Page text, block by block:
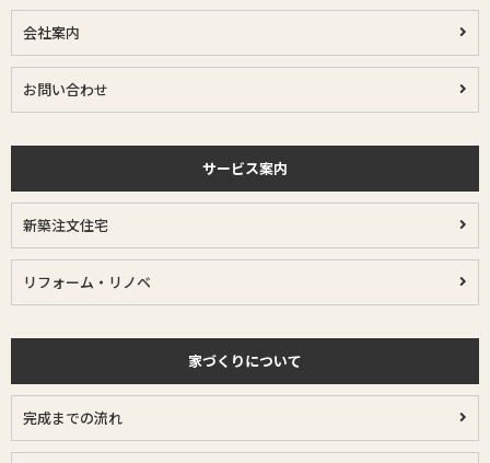
会社案内
お問い合わせ
サービス案内
新築注文住宅
リフォーム・リノベ
家づくりについて
完成までの流れ